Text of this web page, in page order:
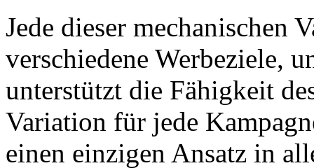
Jede dieser mechanischen
verschiedene Werbeziele,
unterstützt die Fähigkeit
Variation für jede
einen einzigen Ansatz in